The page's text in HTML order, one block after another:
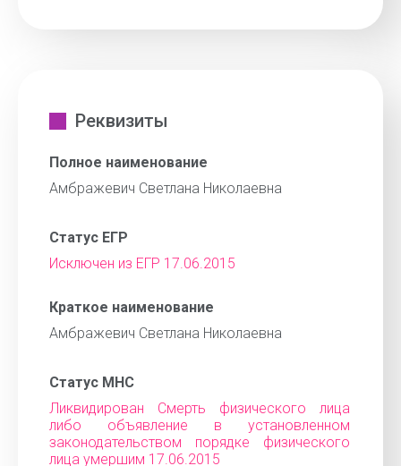
Реквизиты
Полное наименование
Амбражевич Светлана Николаевна
Статус ЕГР
Исключен из ЕГР 17.06.2015
Краткое наименование
Амбражевич Светлана Николаевна
Статус МНС
Ликвидирован Смерть физического лица
либо объявление в установленном
законодательством порядке физического
лица умершим 17.06.2015